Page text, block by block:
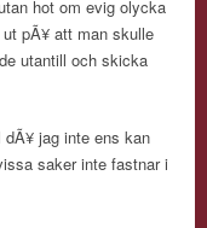
hot om evig olycka
pÃ¥ att man skulle
utantill och skicka
jag inte ens kan
saker inte fastnar i